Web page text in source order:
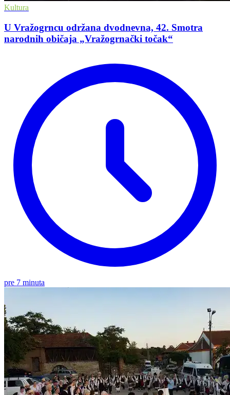
Kultura
U Vražogrncu održana dvodnevna, 42. Smotra
narodnih običaja „Vražogrnački točak“
pre 7 minuta